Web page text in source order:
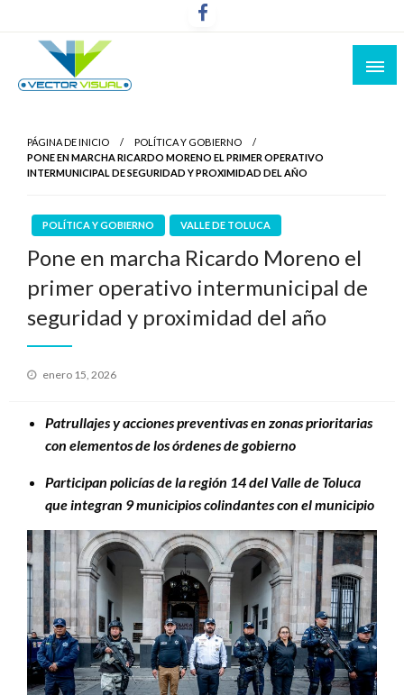
PÁGINA DE INICIO
POLÍTICA Y GOBIERNO
PONE EN MARCHA RICARDO MORENO EL PRIMER OPERATIVO
INTERMUNICIPAL DE SEGURIDAD Y PROXIMIDAD DEL AÑO
POLÍTICA Y GOBIERNO VALLE DE TOLUCA
Pone en marcha Ricardo Moreno el
primer operativo intermunicipal de
seguridad y proximidad del año
Publicado
enero 15, 2026
Patrullajes y acciones preventivas en zonas prioritarias
con elementos de los órdenes de gobierno
Participan policías de la región 14 del Valle de Toluca
que integran 9 municipios colindantes con el municipio